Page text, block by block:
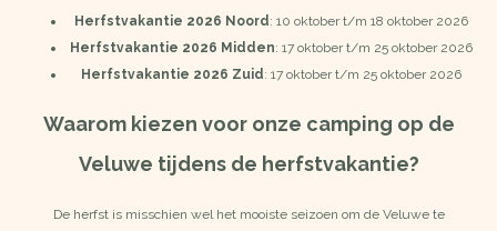
Herfstvakantie 2026 Noord: 10 oktober t/m 18 oktober 2026
Herfstvakantie 2026 Midden: 17 oktober t/m 25 oktober 2026
Herfstvakantie 2026 Zuid: 17 oktober t/m 25 oktober 2026
Waarom kiezen voor onze camping op de
Veluwe tijdens de herfstvakantie?
De herfst is misschien wel het mooiste seizoen om de Veluwe te